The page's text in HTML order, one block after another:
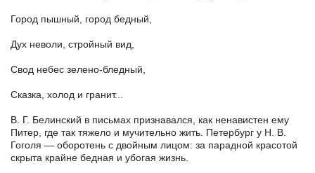
Город пышный, город бедный,
Дух неволи, стройный вид,
Свод небес зелено-бледный,
Сказка, холод и гранит...
В. Г. Белинский в письмах признавался, как ненавистен ему
Питер, где так тяжело и мучительно жить. Петербург у Н. В.
Гоголя — оборотень с двойным лицом: за парадной красотой
скрыта крайне бедная и убогая жизнь.